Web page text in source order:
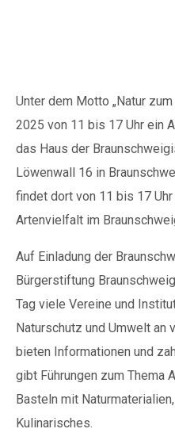
Unter dem Motto „Natur
2025 von 11 bis 17 Uhr ein
das Haus der
Löwenwall 16 in
findet dort von 11 bis 17
Artenvielfalt im
Auf Einladung der
Bürgerstiftung
Tag viele Vereine und
Naturschutz und Umwelt an
bieten Informationen und
gibt Führungen zum Thema
Basteln mit
Kulinarisches.